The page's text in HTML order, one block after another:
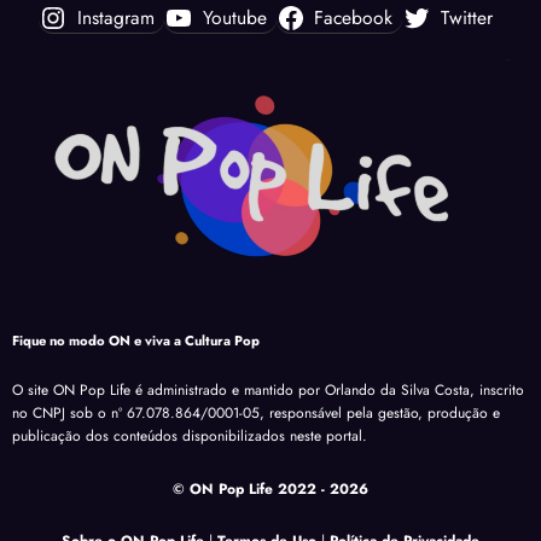
Instagram Youtube Facebook Twitter
Fique no modo ON e viva a Cultura Pop
O site ON Pop Life é administrado e mantido por Orlando da Silva Costa, inscrito
no CNPJ sob o nº 67.078.864/0001-05, responsável pela gestão, produção e
publicação dos conteúdos disponibilizados neste portal.
© ON Pop Life 2022 - 2026